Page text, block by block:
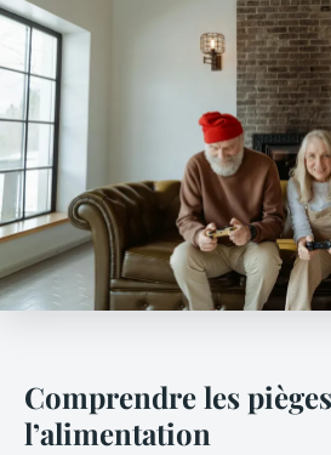
Comprendre les
l’alimentation